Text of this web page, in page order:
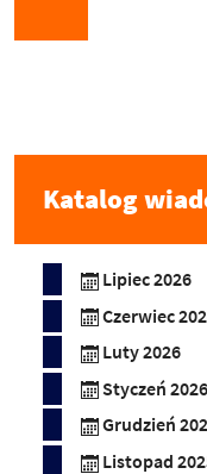
Katalog
Lipiec 2026
Czerwiec
Luty 2026
Styczeń 2026
Grudzień
Listopad